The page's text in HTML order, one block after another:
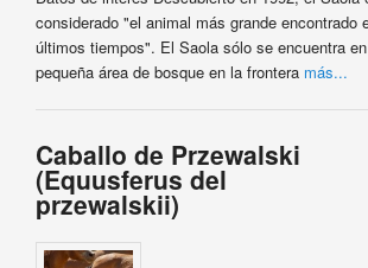
considerado "el animal más grande encontrado
últimos tiempos". El Saola sólo se encuentra
pequeña área de bosque en la frontera más...
Caballo de Przewalski
(Equusferus del
przewalskii)